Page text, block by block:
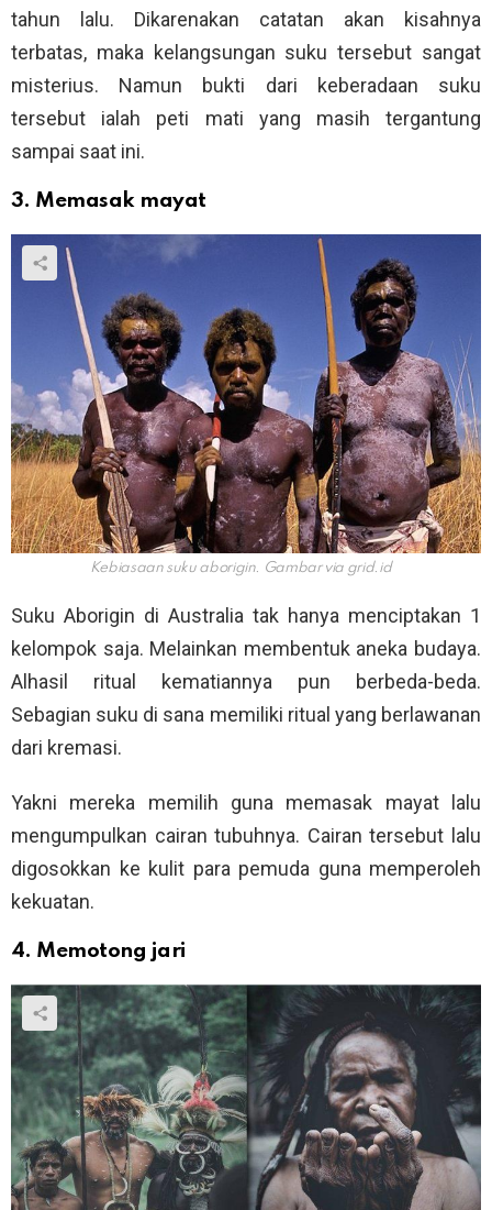
tahun lalu. Dikarenakan catatan akan kisahnya
terbatas, maka kelangsungan suku tersebut sangat
misterius. Namun bukti dari keberadaan suku
tersebut ialah peti mati yang masih tergantung
sampai saat ini.
3. Memasak mayat
Kebiasaan suku aborigin. Gambar via grid.id
Suku Aborigin di Australia tak hanya menciptakan 1
kelompok saja. Melainkan membentuk aneka budaya.
Alhasil ritual kematiannya pun berbeda-beda.
Sebagian suku di sana memiliki ritual yang berlawanan
dari kremasi.
Yakni mereka memilih guna memasak mayat lalu
mengumpulkan cairan tubuhnya. Cairan tersebut lalu
digosokkan ke kulit para pemuda guna memperoleh
kekuatan.
4. Memotong jari